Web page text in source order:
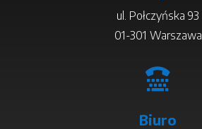
ul. Połczyńska 93
01-301 Warszawa

Biuro